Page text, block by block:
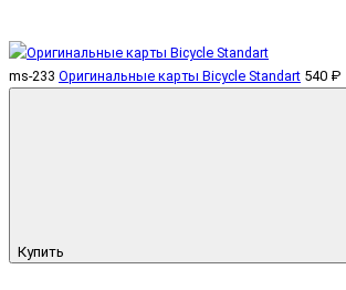
ms-233 Оригинальные карты Bicycle Standart 540 ₽
Купить